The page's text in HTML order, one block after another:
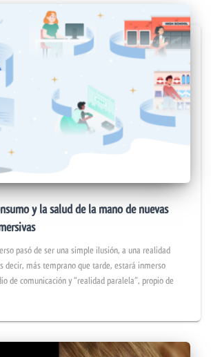
y la salud de la mano de nuevas
pasó de ser una simple ilusión, a una realidad
decir, más temprano que tarde, estará inmerso
de comunicación y “realidad paralela”, propio de